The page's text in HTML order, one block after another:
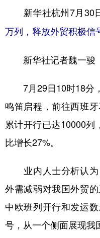
科技 科创
文化 书画
访谈 视频
食品 人居
学术中国 乡村振兴
城市
公益 一带一路
文化产业
新华社杭州7月30
万列，释放外贸积极信
新华社记者魏一骏
7月29日10时18分
鸣笛启程，前往西班
累计开行已达10000列
比增长27%。
业内人士分析认为
外需减弱对我国外贸
中欧班列开行和发运
号，从一个侧面展现我